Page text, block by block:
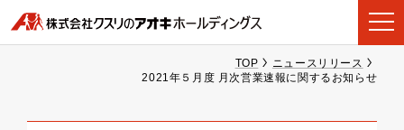
TOP
ニュースリリース
2021年５月度 月次営業速報に関するお知らせ